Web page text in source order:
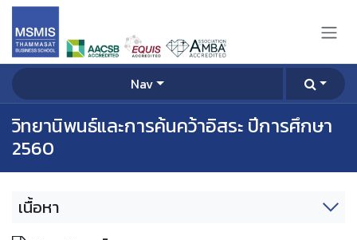
Skip to Content
Nav
วิทยานิพนธ์และการค้นคว้าอิสระ ปีการศึกษา
2560
เนื้อหา